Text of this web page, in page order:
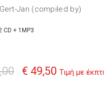
Jan (compiled by)
CD + 1MP3
€ 49,50 Τιμή με